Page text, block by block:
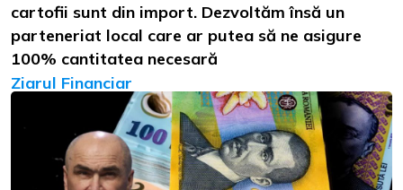
cartofii sunt din import. Dezvoltăm însă un
parteneriat local care ar putea să ne asigure
100% cantitatea necesară
Ziarul Financiar